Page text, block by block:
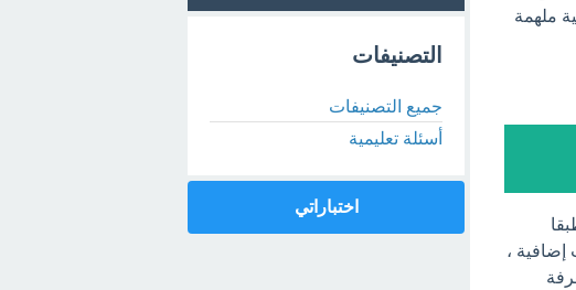
ملهمة
.... طبقا
إضافية ،
التصنيفات
جميع التصنيفات
أسئلة تعليمية
اختباراتي